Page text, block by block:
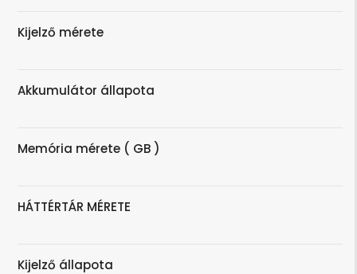
Kijelző mérete
Akkumulátor állapota
Memória mérete ( GB )
HÁTTÉRTÁR MÉRETE
Kijelző állapota